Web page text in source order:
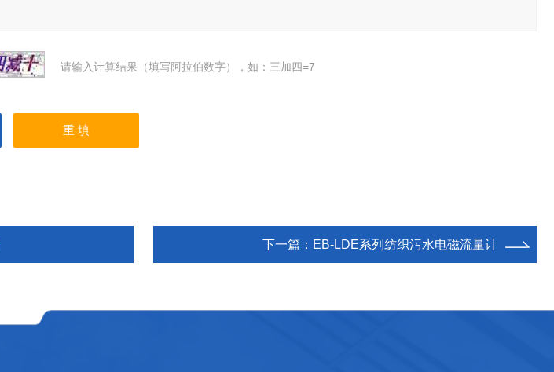
请输入计算结果（填写阿拉伯数字），如：三加四=7
下一篇： EB-LDE系列纺织污水电磁流量计